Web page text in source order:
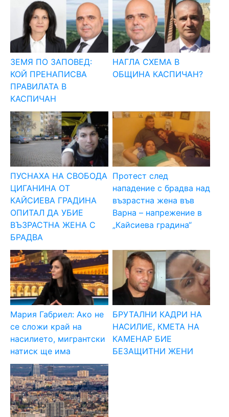
ЗЕМЯ ПО ЗАПОВЕД:
КОЙ ПРЕНАПИСВА
ПРАВИЛАТА В
КАСПИЧАН
НАГЛА СХЕМА В
ОБЩИНА КАСПИЧАН?
ПУСНАХА НА СВОБОДА
ЦИГАНИНА ОТ
КАЙСИЕВА ГРАДИНА
ОПИТАЛ ДА УБИЕ
ВЪЗРАСТНА ЖЕНА С
БРАДВА
Протест след
нападение с брадва над
възрастна жена във
Варна – напрежение в
„Кайсиева градина“
Мария Габриел: Ако не
се сложи край на
насилието, мигрантски
натиск ще има
БРУТАЛНИ КАДРИ НА
НАСИЛИЕ, КМЕТА НА
КАМЕНАР БИЕ
БЕЗАЩИТНИ ЖЕНИ